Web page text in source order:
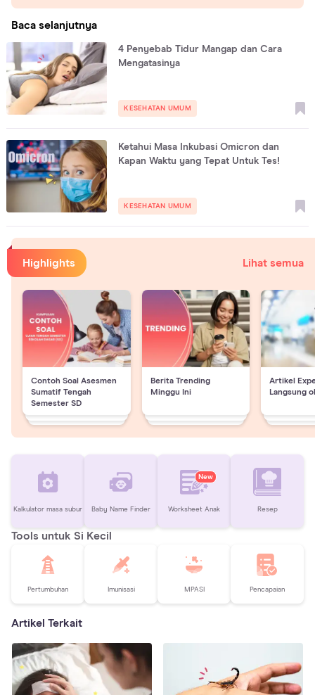
Baca selanjutnya
4 Penyebab Tidur Mangap dan Cara
Mengatasinya
KESEHATAN UMUM
Ketahui Masa Inkubasi Omicron dan
Kapan Waktu yang Tepat Untuk Tes!
KESEHATAN UMUM
Highlights Lihat semua
Contoh Soal Asesmen
Sumatif Tengah
Semester SD
Berita Trending
Minggu Ini
Artikel
Langsung
Kalkulator masa subur Baby Name Finder
New
Worksheet Anak Resep
Tools untuk Si Kecil
Pertumbuhan Imunisasi MPASI Pencapaian
Artikel Terkait